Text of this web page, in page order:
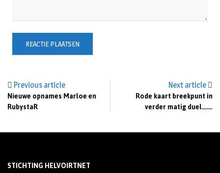
Previous article
Nieuwe opnames Marloe en
RubystaR
Next article
Rode kaart breekpunt in
verder matig duel…….
STICHTING HELVOIRTNET